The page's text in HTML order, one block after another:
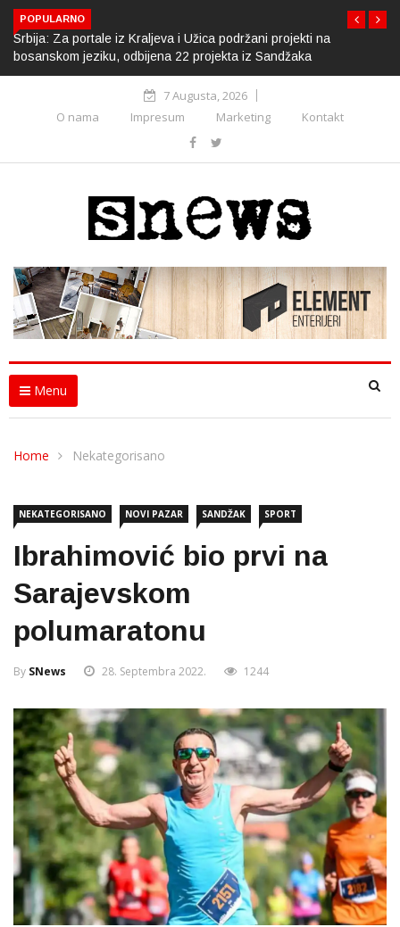
POPULARNO
Srbija: Za portale iz Kraljeva i Užica podržani projekti na
bosanskom jeziku, odbijena 22 projekta iz Sandžaka
7 Augusta, 2026
O nama
Impresum Marketing Kontakt
Menu
Home Nekategorisano
NEKATEGORISANO NOVI PAZAR SANDŽAK SPORT
Ibrahimović bio prvi na
Sarajevskom
polumaratonu
By SNews 28. Septembra 2022. 1244